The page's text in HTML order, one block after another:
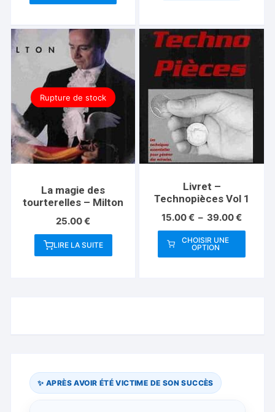
Rupture de stock
La magie des
tourterelles – Milton
25.00€
LIRE LA SUITE
Livret –
Technopièces Vol 1
15.00€ – 39.00€Plage
de
à
CHOISIR UNE
OPTION
Ce
être
choisies
✨ APRÈS AVOIR ÉTÉ VICTIME DE SON SUCCÈS